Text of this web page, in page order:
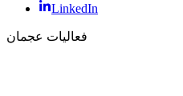
LinkedIn
فعاليات عجمان